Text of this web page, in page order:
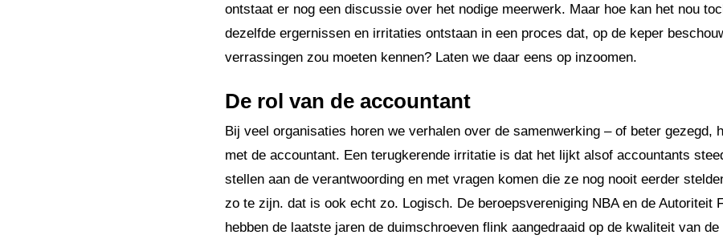
ontstaat er nog een discussie over het nodige meerwerk. Maar hoe kan het nou
dezelfde ergernissen en irritaties ontstaan in een proces dat, op de keper
verrassingen zou moeten kennen? Laten we daar eens op inzoomen.
De rol van de accountant
Bij veel organisaties horen we verhalen over de samenwerking – of beter gezegd,
met de accountant. Een terugkerende irritatie is dat het lijkt alsof accountants
stellen aan de verantwoording en met vragen komen die ze nog nooit eerder
zo te zijn. dat is ook echt zo. Logisch. De beroepsvereniging NBA en de Autoriteit
hebben de laatste jaren de duimschroeven flink aangedraaid op de kwaliteit van